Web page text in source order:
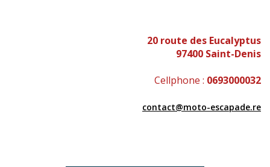
20 route des Eucalyptus
97400 Saint-Denis
Cellphone : 0693000032
contact@moto-escapade.re